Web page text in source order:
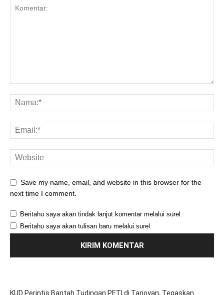
Save my name, email, and website in this browser for the
next time I comment.
Beritahu saya akan tindak lanjut komentar melalui surel.
Beritahu saya akan tulisan baru melalui surel.
KUD Perintis Bantah Tudingan PETI di Tanoyan, Tegaskan